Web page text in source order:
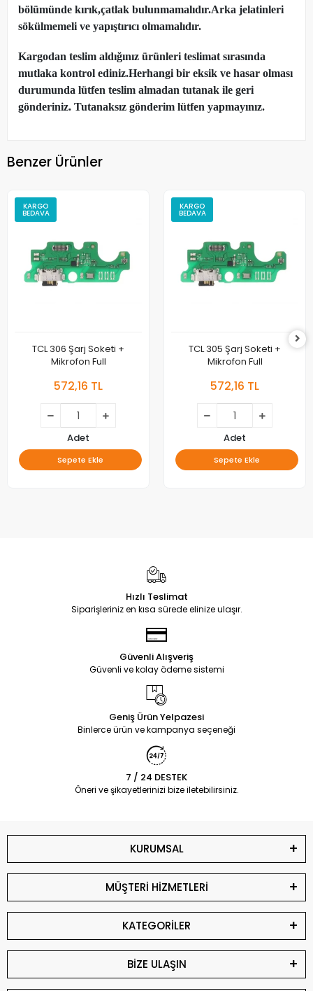
bölümünde kırık,çatlak bulunmamalıdır.Arka jelatinleri
sökülmemeli ve yapıştırıcı olmamalıdır.
Kargodan teslim aldığınız ürünleri teslimat sırasında
mutlaka kontrol ediniz.Herhangi bir eksik ve hasar olması
durumunda lütfen teslim almadan tutanak ile geri
gönderiniz. Tutanaksız gönderim lütfen yapmayınız.
Benzer Ürünler
KARGO
BEDAVA
TCL 306 Şarj Soketi +
Mikrofon Full
572,16 TL
Adet
Sepete Ekle
KARGO
BEDAVA
TCL 305 Şarj Soketi +
Mikrofon Full
572,16 TL
Adet
Sepete Ekle
Hızlı Teslimat
Siparişleriniz en kısa sürede elinize ulaşır.
Güvenli Alışveriş
Güvenli ve kolay ödeme sistemi
Geniş Ürün Yelpazesi
Binlerce ürün ve kampanya seçeneği
7 / 24 DESTEK
Öneri ve şikayetlerinizi bize iletebilirsiniz.
KURUMSAL
MÜŞTERİ HİZMETLERİ
KATEGORİLER
BİZE ULAŞIN